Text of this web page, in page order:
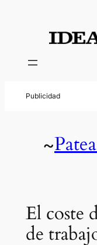
~
El coste
de